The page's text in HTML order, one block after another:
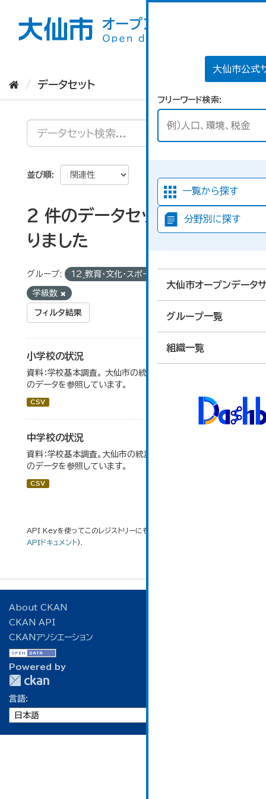
大仙市公式
フリーワード検索
一覧から探す
分野別に探す
大仙市オープンデータ
グループ一覧
組織一覧
データセット
並び順
2 件のデータセットが見つか
りました
グループ: 12_教育・文化・スポーツ・生活
学級数
フィルタ結果
小学校の状況
資料：学校基本調査。 大仙市の統計「14-3 小学校の状況」
のデータを参照しています。
CSV
中学校の状況
資料：学校基本調査。大仙市の統計「14-5 中学校の状況」
のデータを参照しています。
CSV
API Keyを使ってこのレジストリーにもアクセス可能です
APIドキュメント).
About CKAN
CKAN API
CKANアソシエーション
Powered by
言語